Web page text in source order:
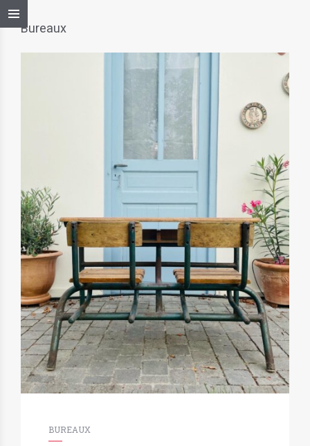
Bureaux
BUREAUX